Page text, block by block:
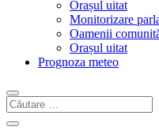
Orașul uitat
Monitorizare
Oamenii
Orașul uitat
Prognoza meteo